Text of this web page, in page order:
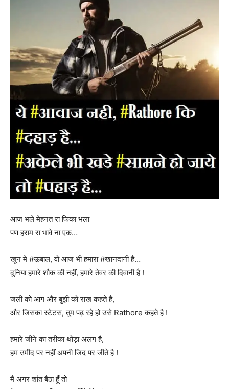
आज भले मेहनत रा फिका भला
पण हराम रा भावे ना एक…
खून मे #ऊबाल, वो आज भी हमारा #खानदानी है…
दुनिया हमारे शौक की नहीं, हमारे तेवर की दिवानी है !
जली को आग और बुझी को राख कहते है,
और जिसका स्टेटस, तुम पढ़ रहे हो उसे Rathore कहते है !
हमारे जीने का तरीका थोड़ा अलग है,
हम उमीद पर नहीं अपनी जिद पर जीते है !
मै अगर शांत बैठा हूँ तो